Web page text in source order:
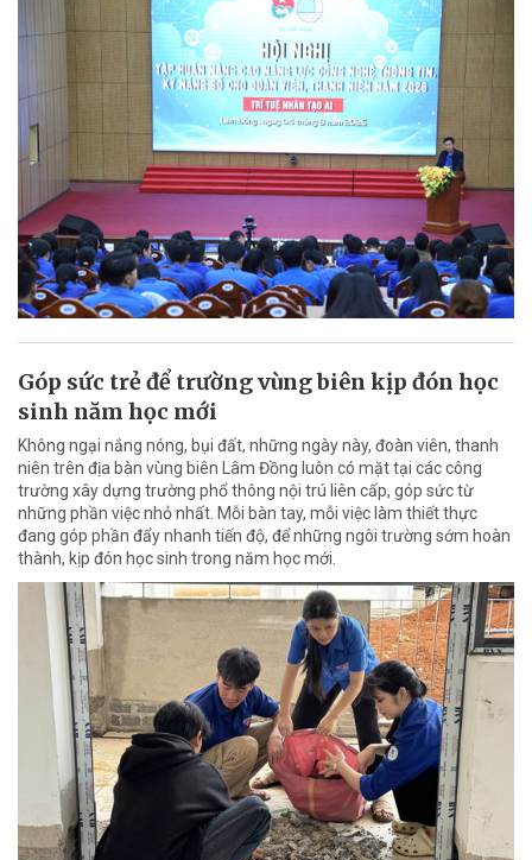
Góp sức trẻ để trường vùng biên kịp đón học
sinh năm học mới
Không ngại nắng nóng, bụi đất, những ngày này, đoàn viên, thanh
niên trên địa bàn vùng biên Lâm Đồng luôn có mặt tại các công
trường xây dựng trường phổ thông nội trú liên cấp, góp sức từ
những phần việc nhỏ nhất. Mỗi bàn tay, mỗi việc làm thiết thực
đang góp phần đẩy nhanh tiến độ, để những ngôi trường sớm hoàn
thành, kịp đón học sinh trong năm học mới.